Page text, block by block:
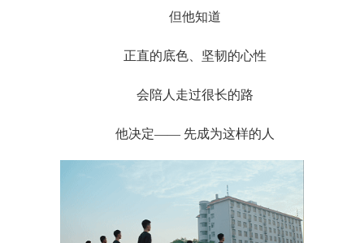
但他知道
正直的底色、坚韧的心性
会陪人走过很长的路
他决定—— 先成为这样的人